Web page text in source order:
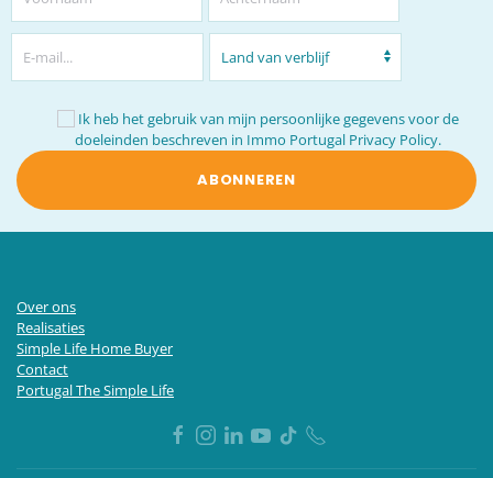
Ik heb het gebruik van mijn persoonlijke gegevens voor de
doeleinden beschreven in Immo Portugal Privacy Policy.
ABONNEREN
Over ons
Realisaties
Simple Life Home Buyer
Contact
Portugal The Simple Life